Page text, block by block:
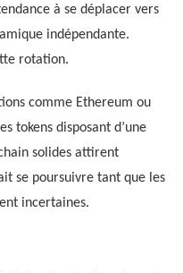
à se déplacer vers
indépendante.
rotation.
comme Ethereum ou
tokens disposant d’une
solides attirent
se poursuivre tant que les
incertaines.